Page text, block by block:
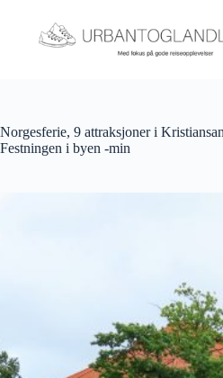
innholdet
Norgesferie, 9 attraksjoner i
Festningen i byen -min